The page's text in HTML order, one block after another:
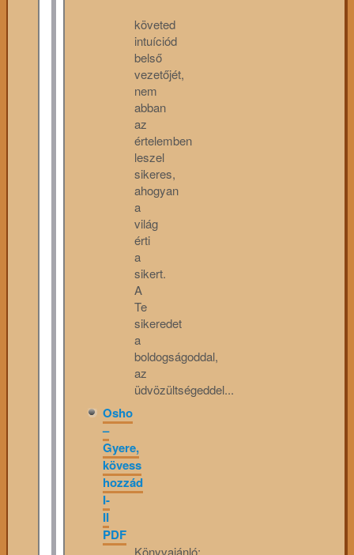
követed
intuíciód
belső
vezetőjét,
nem
abban
az
értelemben
leszel
sikeres,
ahogyan
a
világ
érti
a
sikert.
A
Te
sikeredet
a
boldogságoddal,
az
üdvözültségeddel...
Osho
–
Gyere,
kövess
hozzád
I-
II
PDF
Könyvajánló: